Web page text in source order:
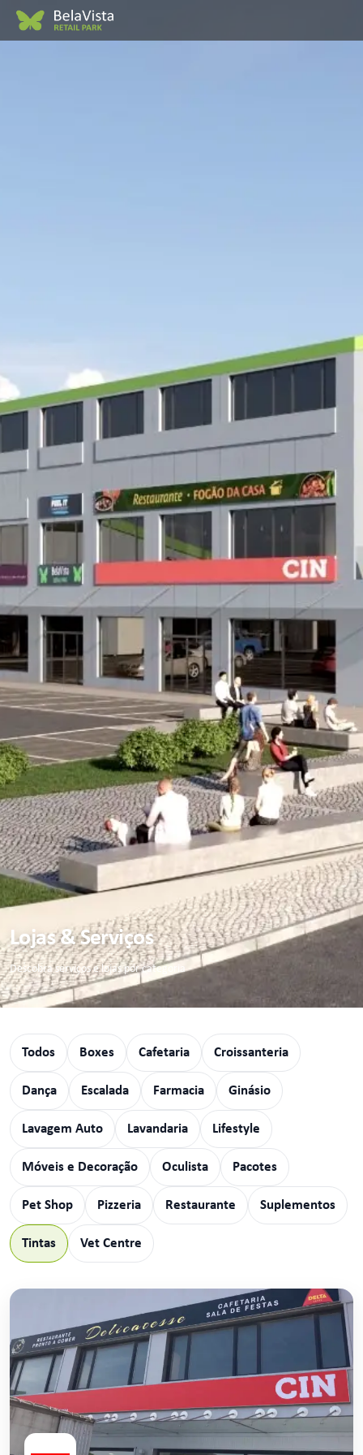
Lojas & Serviços
Descobra serviços e lojas por categoria
Todos Boxes Cafetaria Croissanteria
Dança Escalada Farmacia Ginásio
Lavagem Auto Lavandaria Lifestyle
Móveis e Decoração Oculista Pacotes
Pet Shop Pizzeria Restaurante Suplementos
Tintas Vet Centre